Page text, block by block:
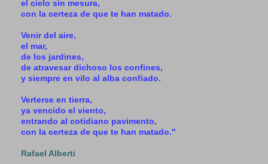
el cielo sin mesura,
con la certeza de que te han matado.
Venir del aire,
el mar,
de los jardines,
de atravesar dichoso los confines,
y siempre en vilo al alba confiado.
Verterse en tierra,
ya vencido el viento,
entrando al cotidiano pavimento,
con la certeza de que te han matado."
Rafael Alberti